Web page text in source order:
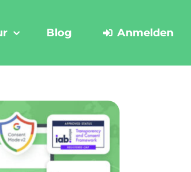
Blog Anmelden